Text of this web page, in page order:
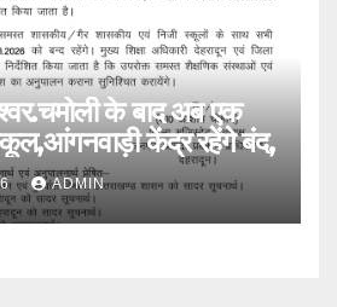
के बाद अब एक
केंद्र रहेंगे बंद,
ADMIN